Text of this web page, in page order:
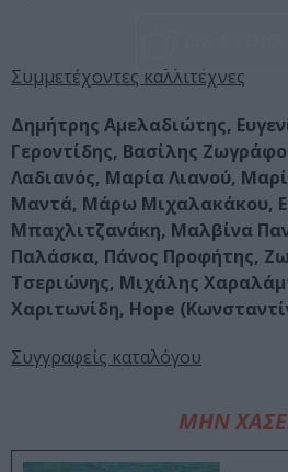
Συμμετέχοντες καλλιτέχνες
Δημήτρης Αμελαδιώτης,
Γεροντίδης, Βασίλης
Λαδιανός, Μαρία Λιανού,
Μαντά, Μάρω Μιχαλακάκου,
Μπαχλιτζανάκη, Μαλβίνα
Παλάσκα, Πάνος Προφήτης,
Τσεριώνης, Μιχάλης
Χαριτωνίδη, Hope
Συγγραφείς καταλόγου
ΜΗΝ